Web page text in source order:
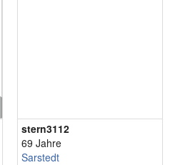
stern3112
69 Jahre
Sarstedt